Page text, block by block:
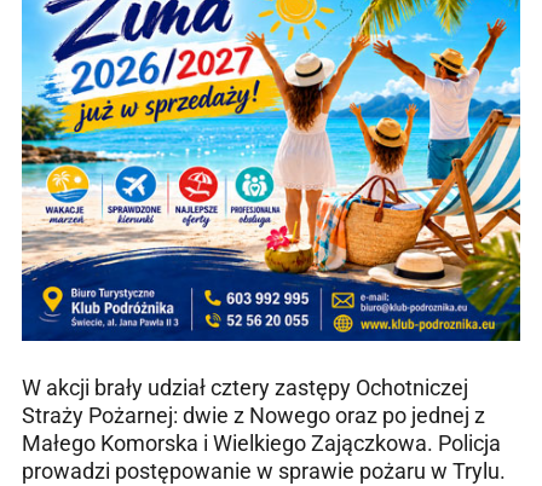
W akcji brały udział cztery zastępy Ochotniczej
Straży Pożarnej: dwie z Nowego oraz po jednej z
Małego Komorska i Wielkiego Zajączkowa. Policja
prowadzi postępowanie w sprawie pożaru w Trylu.